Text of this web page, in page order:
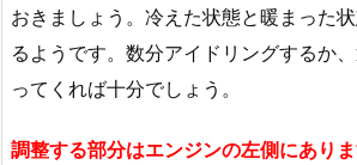
おきましょう。冷えた状態と暖まった
るようです。数分アイドリングするか
ってくれば十分でしょう。
調整する部分はエンジンの左側にあり